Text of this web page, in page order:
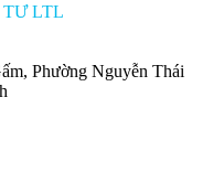
LTL
Phường Nguyễn Thái